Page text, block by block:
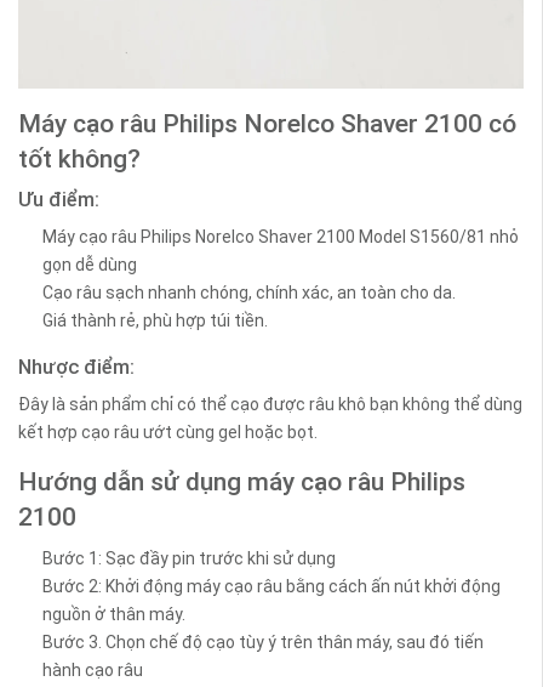
Máy cạo râu Philips Norelco Shaver 2100 có
tốt không?
Ưu điểm:
Máy cạo râu Philips Norelco Shaver 2100 Model S1560/81 nhỏ
gọn dễ dùng
Cạo râu sạch nhanh chóng, chính xác, an toàn cho da.
Giá thành rẻ, phù hợp túi tiền.
Nhược điểm:
Đây là sản phẩm chỉ có thể cạo được râu khô bạn không thể dùng
kết hợp cạo râu ướt cùng gel hoặc bọt.
Hướng dẫn sử dụng máy cạo râu Philips
2100
Bước 1: Sạc đầy pin trước khi sử dụng
Bước 2: Khởi động máy cạo râu bằng cách ấn nút khởi động
nguồn ở thân máy.
Bước 3. Chọn chế độ cạo tùy ý trên thân máy, sau đó tiến
hành cạo râu